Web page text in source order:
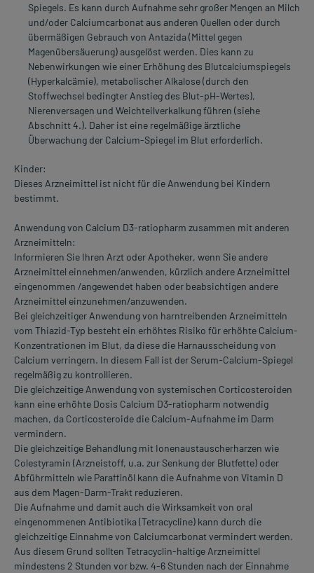
Spiegels. Es kann durch Aufnahme sehr großer Mengen an Milch
und/oder Calciumcarbonat aus anderen Quellen oder durch
übermäßigen Gebrauch von Antazida (Mittel gegen
Magenübersäuerung) ausgelöst werden. Dies kann zu
Nebenwirkungen wie einer Erhöhung des Blutcalciumspiegels
(Hyperkalcämie), metabolischer Alkalose (durch den
Stoffwechsel bedingter Anstieg des Blut-pH-Wertes),
Nierenversagen und Weichteilverkalkung führen (siehe
Abschnitt 4.). Daher ist eine regelmäßige ärztliche
Überwachung der Calcium-Spiegel im Blut erforderlich.
Kinder:
Dieses Arzneimittel ist nicht für die Anwendung bei Kindern
bestimmt.
Anwendung von Calcium D3-ratiopharm zusammen mit anderen
Arzneimitteln:
Informieren Sie Ihren Arzt oder Apotheker, wenn Sie andere
Arzneimittel einnehmen/anwenden, kürzlich andere Arzneimittel
eingenommen /angewendet haben oder beabsichtigen andere
Arzneimittel einzunehmen/anzuwenden.
Bei gleichzeitiger Anwendung von harntreibenden Arzneimitteln
vom Thiazid-Typ besteht ein erhöhtes Risiko für erhöhte Calcium-
Konzentrationen im Blut, da diese die Harnausscheidung von
Calcium verringern. In diesem Fall ist der Serum-Calcium-Spiegel
regelmäßig zu kontrollieren.
Die gleichzeitige Anwendung von systemischen Corticosteroiden
kann eine erhöhte Dosis Calcium D3-ratiopharm notwendig
machen, da Corticosteroide die Calcium-Aufnahme im Darm
vermindern.
Die gleichzeitige Behandlung mit Ionenaustauscherharzen wie
Colestyramin (Arzneistoff, u.a. zur Senkung der Blutfette) oder
Abführmitteln wie Paraffinöl kann die Aufnahme von Vitamin D
aus dem Magen-Darm-Trakt reduzieren.
Die Aufnahme und damit auch die Wirksamkeit von oral
eingenommenen Antibiotika (Tetracycline) kann durch die
gleichzeitige Einnahme von Calciumcarbonat vermindert werden.
Aus diesem Grund sollten Tetracyclin-haltige Arzneimittel
mindestens 2 Stunden vor bzw. 4-6 Stunden nach der Einnahme